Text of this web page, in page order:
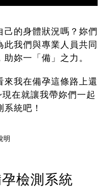
的身體狀況嗎？妳們
我們與專業人員共同
助妳一「備」之力。
我在備孕這條路上還
在就讓我帶妳們一起
統吧！
檢測系統